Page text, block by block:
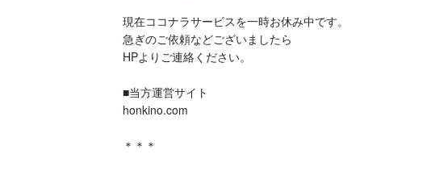
現在ココナラサービスを一時お休み中です。
急ぎのご依頼などございましたら
HPよりご連絡ください。
■当方運営サイト
honkino.com
＊＊＊